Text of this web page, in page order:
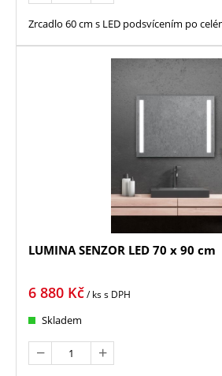
Zrcadlo 60 cm s LED podsvícením po
LUMINA SENZOR LED 70 x 90 cm
6 880 Kč/ kss DPH
Skladem